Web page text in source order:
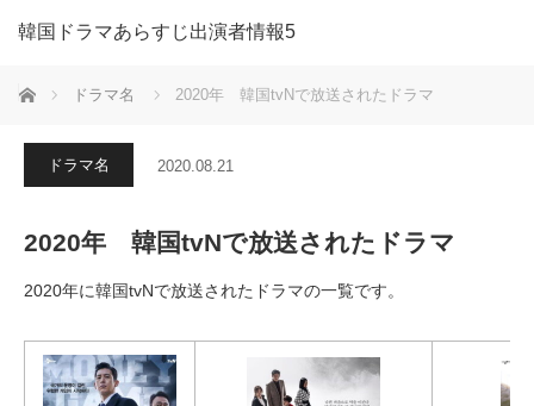
韓国ドラマあらすじ出演者情報5
ホーム ドラマ名 2020年 韓国tvNで放送されたドラマ
ドラマ名 2020.08.21
2020年 韓国tvNで放送されたドラマ
2020年に韓国tvNで放送されたドラマの一覧です。